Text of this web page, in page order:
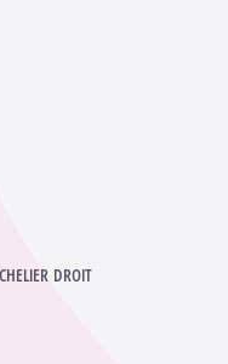
DROIT
DE CONSTRUCTION